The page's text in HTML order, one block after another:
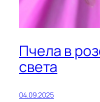
Пчела в
света
04.09.2025